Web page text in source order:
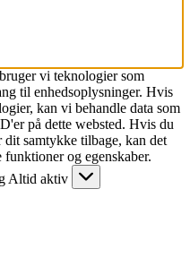
vi teknologier som
til enhedsoplysninger. Hvis
kan vi behandle data som
på dette websted. Hvis du
samtykke tilbage, kan det
og egenskaber.
Altid aktiv